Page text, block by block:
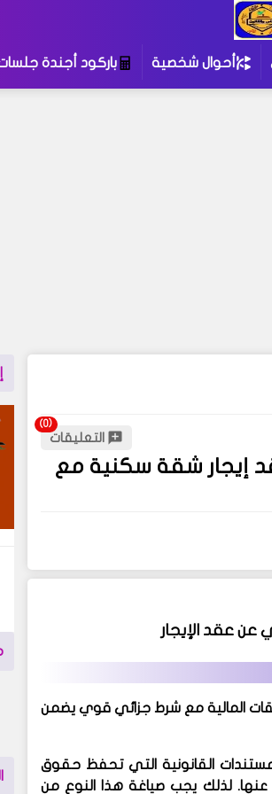
أحوال شخصية باركود أجندة
التعليقات
إيجار شقة سكنية مع
عن عقد الإيجار
المالية مع شرط جزائي قوي يضمن
القانونية التي تحفظ حقوق
عنها. لذلك يجب صياغة هذا النوع من